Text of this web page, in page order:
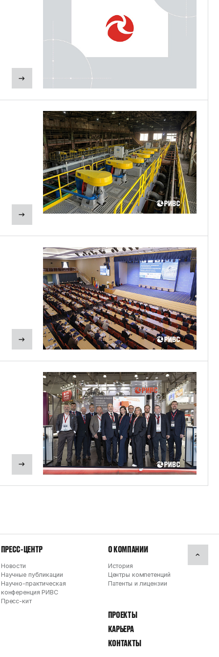
ПРЕСС-ЦЕНТР
Новости
Научные публикации
Научно-практическая
конференция РИВС
Пресс-кит
О КОМПАНИИ
История
Центры компетенций
Патенты и лицензии
ПРОЕКТЫ
КАРЬЕРА
КОНТАКТЫ